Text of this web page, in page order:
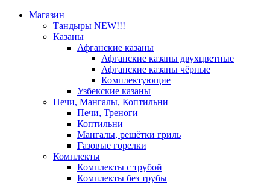
Магазин
Тандыры NEW!!!
Казаны
Афганские казаны
Афганские казаны двухцветные
Афганские казаны чёрные
Комплектующие
Узбекские казаны
Печи, Мангалы, Коптильни
Печи, Треноги
Коптильни
Мангалы, решётки гриль
Газовые горелки
Комплекты
Комплекты с трубой
Комплекты без трубы